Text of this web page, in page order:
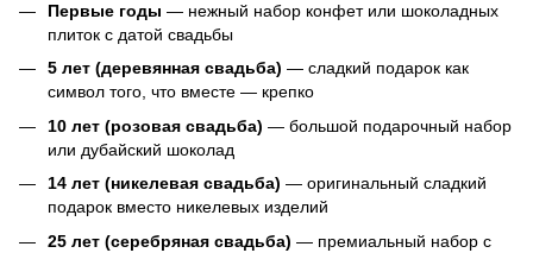
Первые годы — нежный набор конфет или шоколадных
плиток с датой свадьбы
5 лет (деревянная свадьба) — сладкий подарок как
символ того, что вместе — крепко
10 лет (розовая свадьба) — большой подарочный набор
или дубайский шоколад
14 лет (никелевая свадьба) — оригинальный сладкий
подарок вместо никелевых изделий
25 лет (серебряная свадьба) — премиальный набор с